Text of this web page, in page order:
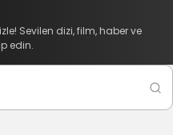
Sevilen dizi, film, haber ve
edin.